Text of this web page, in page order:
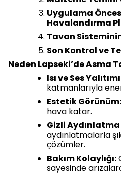
Uygulama
Havalandırma
Tavan
Son Kontrol ve
Neden Lapseki’de Asma
Isı ve Ses
katmanlarıyla
Estetik Görünüm:
hava katar.
Gizli
aydınlatmalarla
çözümler.
Bakım Kolaylığı:
sayesinde